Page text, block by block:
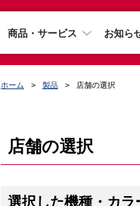
商品・サービス お知ら
ホーム 製品 店舗の選択
店舗の選択
選択した機種・カラ